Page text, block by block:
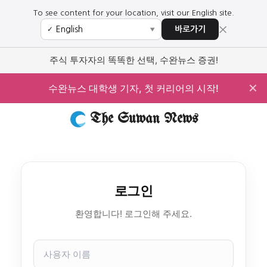
To see content for your location, visit our English site.
✓ ▼ 바로가기 ×
주식 투자자의 똑똑한 선택, 수완뉴스 증권!
수완뉴스 대학생 기자, 첫 커리어의 시작! ✕
The Suwan News
로그인
환영합니다! 로그인해 주세요.
사